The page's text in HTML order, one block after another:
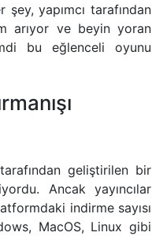
yapımcı tarafından
arıyor ve beyin yoran
bu eğlenceli oyunu
geliştirilen bir
Ancak yayıncılar
indirme sayısı
MacOS, Linux gibi